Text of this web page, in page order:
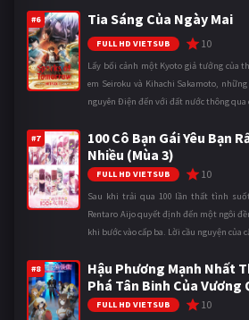
#6 Tia Sáng Của Ngày Mai
FULL HD VIETSUB 10
Lấy bối cảnh một Kyoto giả tưởng của
em Seiroku và Kihachi Sakamoto,
nguyên Điện đến với đất nước thông
#7
100 Cô Bạn Gái Yêu Bạn
Nhiều (Mùa 3)
FULL HD VIETSUB 10
Sau khi trải qua 100 lần thất tình
Rentaro Aijo quyết định đến một ngôi
khi bước vào cấp ba. Lời cầu nguyện của
#8
Hậu Phương Mạnh Nhất
Phá Tân Binh Của Vương
FULL HD VIETSUB 10